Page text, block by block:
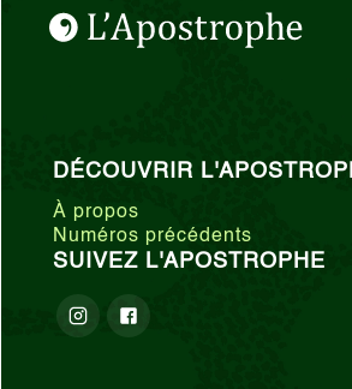
DÉCOUVRIR
À propos
Numéros précédents
SUIVEZ L'APOSTROPHE